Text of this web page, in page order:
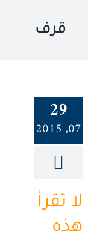
قرف
29
07, 2015
لا تقرأ
هذه